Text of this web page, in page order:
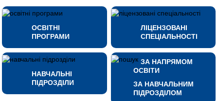
ОСВІТНІ
ПРОГРАМИ
ЛІЦЕНЗОВАНІ
СПЕЦІАЛЬНОСТІ
НАВЧАЛЬНІ
ПІДРОЗДІЛИ
ЗА НАПРЯМОМ
ОСВІТИ
ЗА НАВЧАЛЬНИМ
ПІДРОЗДІЛОМ